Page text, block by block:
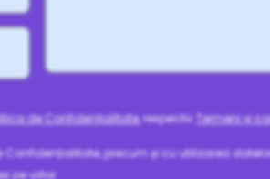
de Confidențialitate, respectiv Termeni și
precum și cu utilizarea
pe viitor.